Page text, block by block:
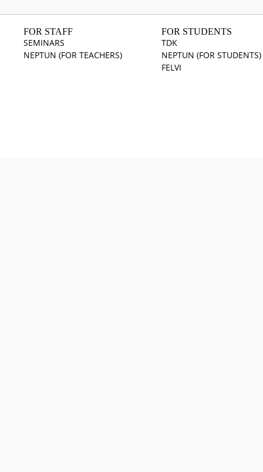
FOR STAFF
SEMINARS
NEPTUN (FOR TEACHERS)
FOR STUDENTS
TDK
NEPTUN (FOR STUDENTS)
FELVI